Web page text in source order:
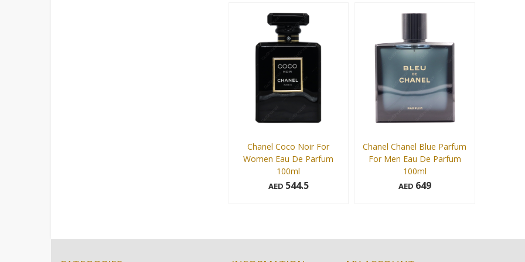
Chanel Coco Noir For
Women Eau De Parfum
100ml
AED 544.5
Chanel Chanel Blue Parfum
For Men Eau De Parfum
100ml
AED 649